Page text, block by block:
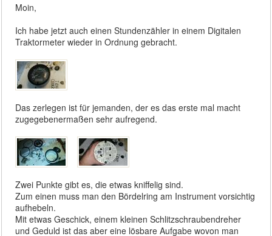
Moin,
Ich habe jetzt auch einen Stundenzähler in einem Digitalen
Traktormeter wieder in Ordnung gebracht.
Das zerlegen ist für jemanden, der es das erste mal macht
zugegebenermaßen sehr aufregend.
Zwei Punkte gibt es, die etwas kniffelig sind.
Zum einen muss man den Bördelring am Instrument vorsichtig
aufhebeln.
Mit etwas Geschick, einem kleinen Schlitzschraubendreher
und Geduld ist das aber eine lösbare Aufgabe wovon man